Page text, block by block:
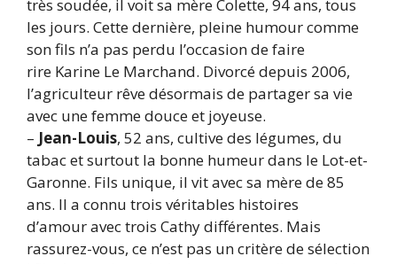
très soudée, il voit sa mère Colette, 94 ans, tous
les jours. Cette dernière, pleine humour comme
son fils n’a pas perdu l’occasion de faire
rire Karine Le Marchand. Divorcé depuis 2006,
l’agriculteur rêve désormais de partager sa vie
avec une femme douce et joyeuse.
– Jean-Louis, 52 ans, cultive des légumes, du
tabac et surtout la bonne humeur dans le Lot-et-
Garonne. Fils unique, il vit avec sa mère de 85
ans. Il a connu trois véritables histoires
d’amour avec trois Cathy différentes. Mais
rassurez-vous, ce n’est pas un critère de sélection